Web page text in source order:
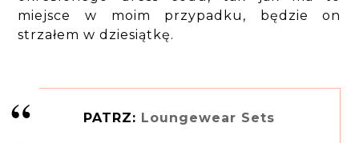
miejsce w moim przypadku, będzie on
strzałem w dziesiątkę.
PATRZ: Loungewear Sets